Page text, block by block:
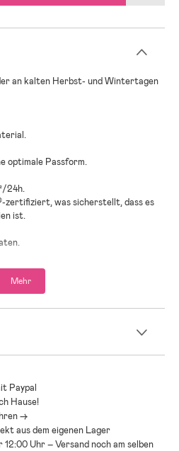
an kalten Herbst- und Wintertagen
optimale Passform.
24h.
zertifiziert, was sicherstellt, dass es
ist.
Mehr
Paypal
Hause!
->
aus dem eigenen Lager
Uhr – Versand noch am selben